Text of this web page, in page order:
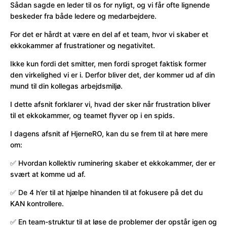
Sådan sagde en leder til os for nyligt, og vi får ofte lignende
beskeder fra både ledere og medarbejdere.
For det er hårdt at være en del af et team, hvor vi skaber et
ekkokammer af frustrationer og negativitet.
Ikke kun fordi det smitter, men fordi sproget faktisk former
den virkelighed vi er i. Derfor bliver det, der kommer ud af din
mund til din kollegas arbejdsmiljø.
I dette afsnit forklarer vi, hvad der sker når frustration bliver
til et ekkokammer, og teamet flyver op i en spids.
I dagens afsnit af HjerneRO, kan du se frem til at høre mere
om:
✅ Hvordan kollektiv ruminering skaber et ekkokammer, der er
svært at komme ud af.
✅ De 4 h’er til at hjælpe hinanden til at fokusere på det du
KAN kontrollere.
✅ En team-struktur til at løse de problemer der opstår igen og